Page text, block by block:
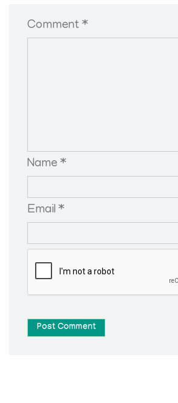
Comment *
Name *
Email *
Post Comment